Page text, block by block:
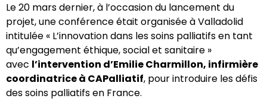
Le 20 mars dernier, à l’occasion du lancement du
projet, une conférence était organisée à Valladolid
intitulée « L’innovation dans les soins palliatifs en tant
qu’engagement éthique, social et sanitaire »
avec l’intervention d’Emilie Charmillon, infirmière
coordinatrice à CAPalliatif, pour introduire les défis
des soins palliatifs en France.